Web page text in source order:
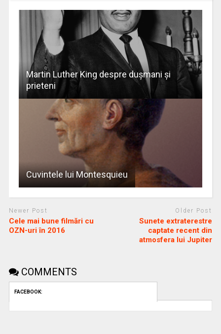
Martin Luther King despre duşmani şi
prieteni
Cuvintele lui Montesquieu
Newer Post
Cele mai bune filmări cu
OZN-uri în 2016
Older Post
Sunete extraterestre
captate recent din
atmosfera lui Jupiter
COMMENTS
FACEBOOK: